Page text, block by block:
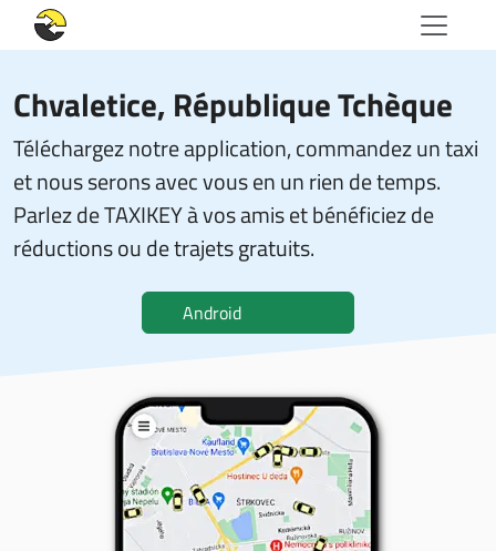
Chvaletice, République Tchèque
Téléchargez notre application, commandez un taxi
et nous serons avec vous en un rien de temps.
Parlez de TAXIKEY à vos amis et bénéficiez de
réductions ou de trajets gratuits.
Android